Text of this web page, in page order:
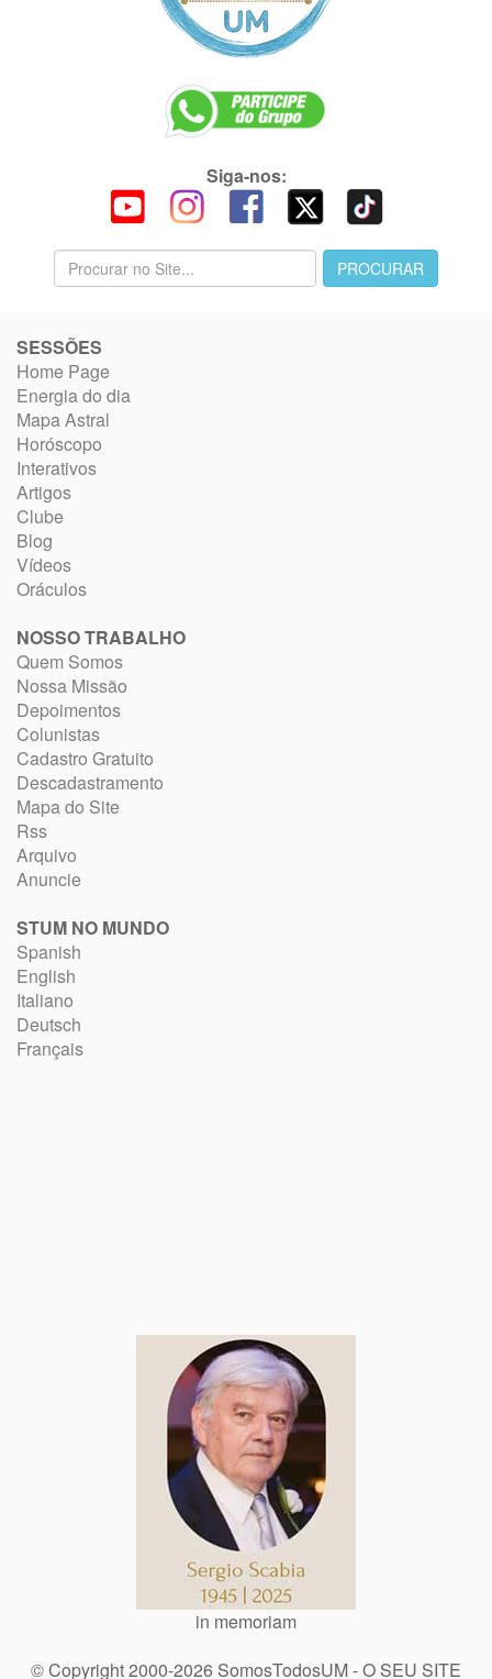
Siga-nos:
SESSÕES
Home Page
Energia do dia
Mapa Astral
Horóscopo
Interativos
Artigos
Clube
Blog
Vídeos
Oráculos
NOSSO TRABALHO
Quem Somos
Nossa Missão
Depoimentos
Colunistas
Cadastro Gratuito
Descadastramento
Mapa do Site
Rss
Arquivo
Anuncie
STUM NO MUNDO
Spanish
English
Italiano
Deutsch
Français
in memoriam
© Copyright 2000-2026 SomosTodosUM - O SEU SITE